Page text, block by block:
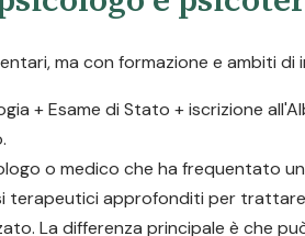
ma con formazione e ambiti
+ Esame di Stato + iscrizione
o medico che ha frequentato
terapeutici approfonditi per
La differenza principale è che